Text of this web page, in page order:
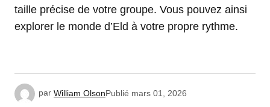
taille précise de votre groupe. Vous pouvez ainsi
explorer le monde d’Eld à votre propre rythme.
par William OlsonPublié mars 01, 2026